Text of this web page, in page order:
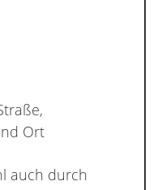
Ort
auch durch